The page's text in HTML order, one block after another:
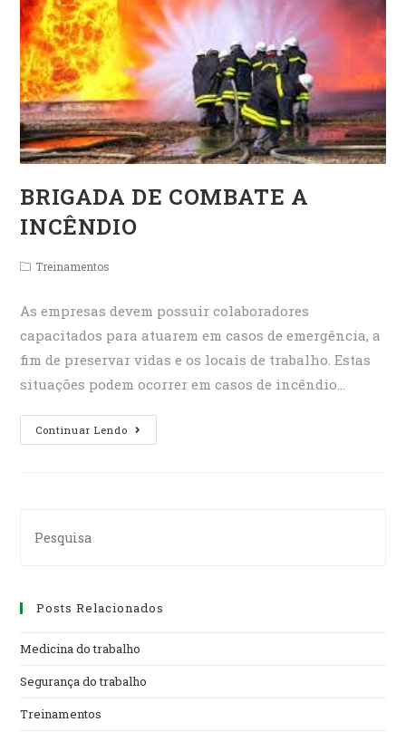
BRIGADA DE COMBATE A
INCÊNDIO
PostTreinamentos
As empresas devem possuir colaboradores
capacitados para atuarem em casos de emergência, a
fim de preservar vidas e os locais de trabalho. Estas
situações podem ocorrer em casos de incêndio…
Continuar Lendo
DE
for:
Posts Relacionados
Medicina do trabalho
Segurança do trabalho
Treinamentos